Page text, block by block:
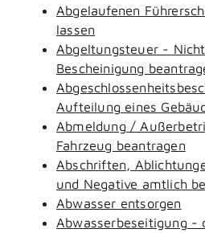
Abgelaufenen
lassen
Abgeltungsteuer -
Bescheinigung
Aufteilung eines
Abmeldung /
Fahrzeug beantragen
Abschriften,
und Negative amtlich
Abwasser entsorgen
Abwasserbeseitigung -